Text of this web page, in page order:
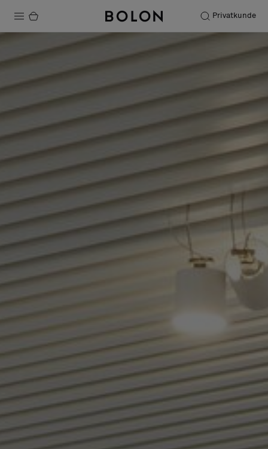
Privatkunde
Produkte
Projekte
Nachhaltigkeit
Installation
Instandhaltung
Bolon at Habitare 2025 –
Endless Creativity
Designerkollaborationen
Stories
FAQ
Über uns
Pattern Tile Tool
Image & Material Bank
Land auswählen